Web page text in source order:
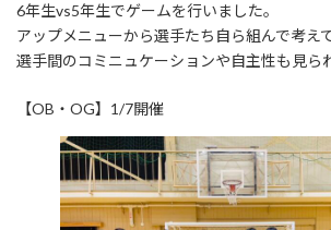
6年生vs5年生でゲームを行いました。
アップメニューから選手たち自ら組んで考え
選手間のコミニュケーションや自主性も見ら
【OB・OG】1/7開催